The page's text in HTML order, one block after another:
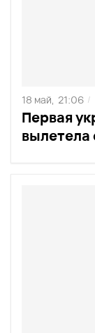
Первая
18 май, 21:06 /